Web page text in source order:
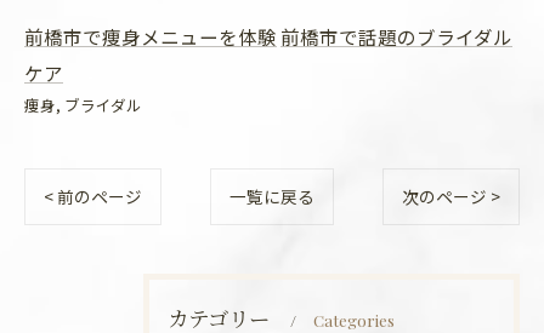
前橋市で痩身メニューを体験 前橋市で話題のブライダル
ケア
痩身 ブライダル
< 前のページ 一覧に戻る 次のページ >
カテゴリー Categories